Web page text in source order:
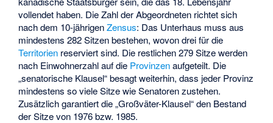
vollendet haben. Die Zahl der Abgeordneten richtet sich
nach dem 10-jährigenZensus: Das Unterhaus muss aus
mindestens 282 Sitzen bestehen, wovon drei für die
Territorien reserviert sind. Die restlichen 279 Sitze werden
nach Einwohnerzahl auf die Provinzenaufgeteilt. Die
„senatorische Klausel“ besagt weiterhin, dass jeder Provinz
mindestens so viele Sitze wie Senatoren zustehen.
Zusätzlich garantiert die „Großväter-Klausel“ den Bestand
der Sitze von 1976 bzw. 1985.